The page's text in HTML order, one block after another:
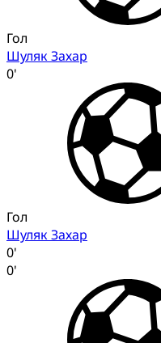
Гол
Шуляк Захар
0'
Гол
Шуляк Захар
0'
0'